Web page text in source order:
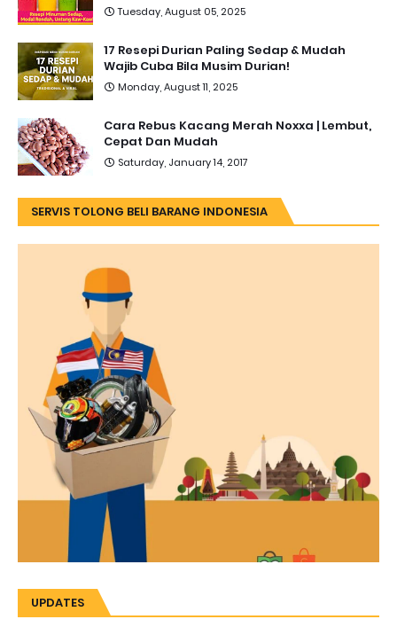
Tuesday, August 05, 2025
17 Resepi Durian Paling Sedap & Mudah
Wajib Cuba Bila Musim Durian!
Monday, August 11, 2025
Cara Rebus Kacang Merah Noxxa | Lembut,
Cepat Dan Mudah
Saturday, January 14, 2017
SERVIS TOLONG BELI BARANG INDONESIA
UPDATES